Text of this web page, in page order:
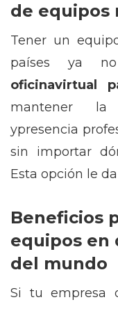
de equipos
Tener un
países ya
oficinavirtual
mantener la
ypresencia
sin importar
Esta opción le
Beneficios
equipos en
del mundo
Si tu empresa